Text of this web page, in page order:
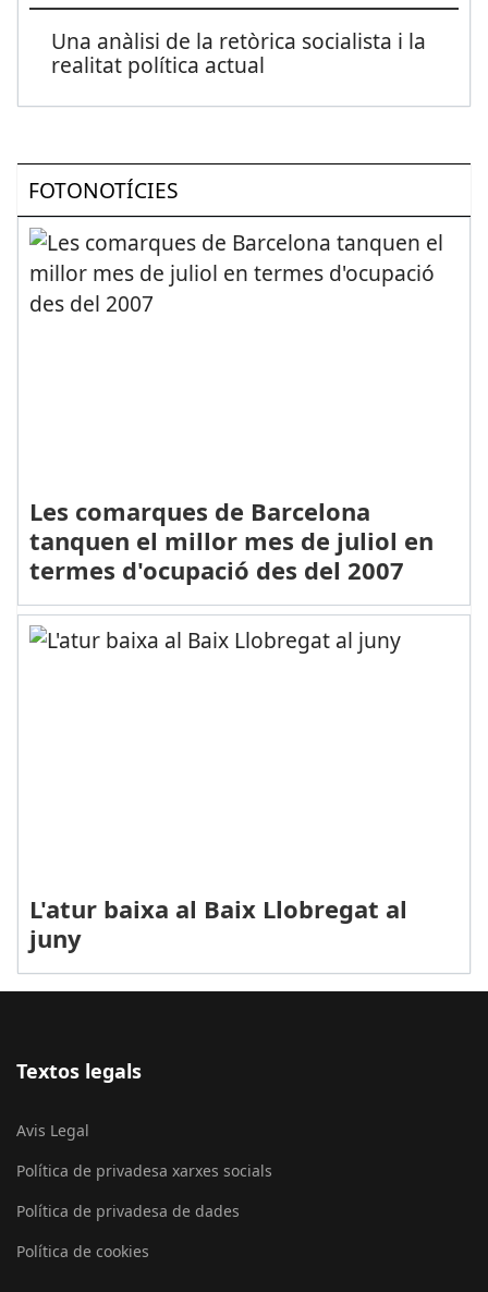
Una anàlisi de la retòrica socialista i la
realitat política actual
FOTONOTÍCIES
Les comarques de Barcelona
tanquen el millor mes de juliol en
termes d'ocupació des del 2007
L'atur baixa al Baix Llobregat al
juny
Textos legals
Avis Legal
Política de privadesa xarxes socials
Política de privadesa de dades
Política de cookies